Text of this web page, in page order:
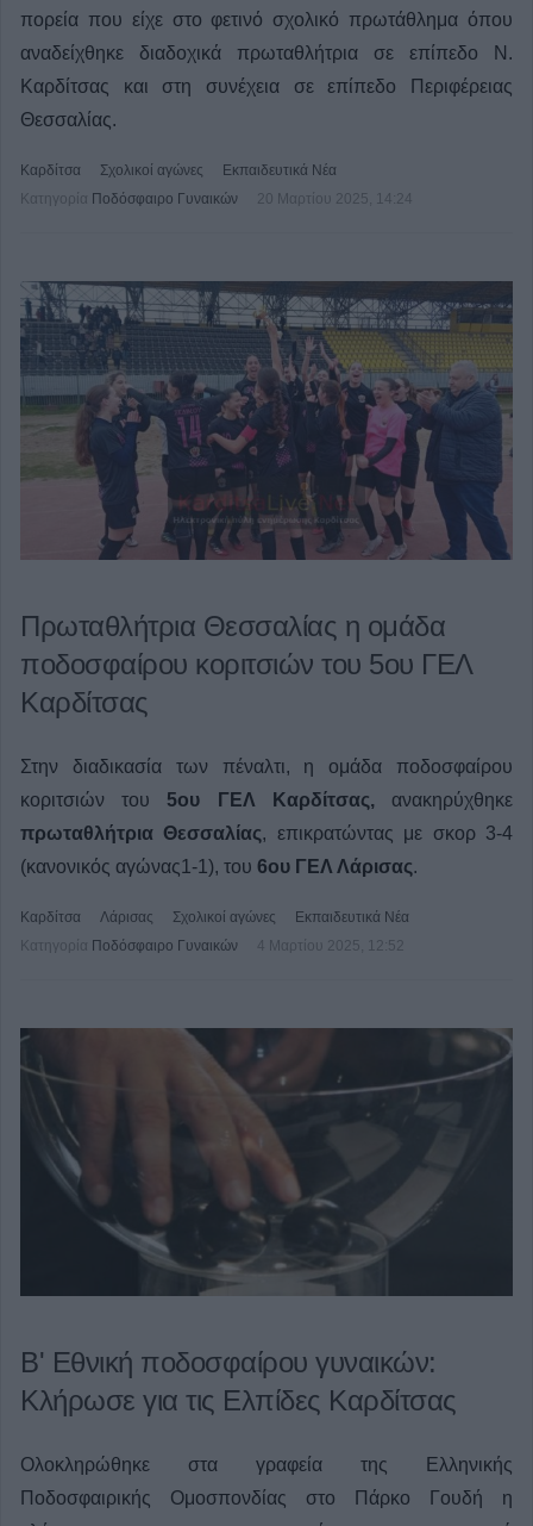
πορεία που είχε στο φετινό σχολικό πρωτάθλημα όπου
αναδείχθηκε διαδοχικά πρωταθλήτρια σε επίπεδο Ν.
Καρδίτσας και στη συνέχεια σε επίπεδο Περιφέρειας
Θεσσαλίας.
Καρδίτσα Σχολικοί αγώνες
Εκπαιδευτικά Νέα
Κατηγορία Ποδόσφαιρο Γυναικών 20 Μαρτίου 2025, 14:24
Πρωταθλήτρια Θεσσαλίας η ομάδα
ποδοσφαίρου κοριτσιών του 5ου ΓΕΛ
Καρδίτσας
Στην διαδικασία των πέναλτι, η ομάδα ποδοσφαίρου
κοριτσιών του 5ου ΓΕΛ Καρδίτσας,ανακηρύχθηκε
πρωταθλήτρια Θεσσαλίας, επικρατώντας με σκορ 3-4
(κανονικός αγώνας1-1), του 6ου ΓΕΛ Λάρισας.
Καρδίτσα Λάρισας Σχολικοί αγώνες
Εκπαιδευτικά Νέα
Κατηγορία Ποδόσφαιρο Γυναικών 4 Μαρτίου 2025, 12:52
Β' Εθνική ποδοσφαίρου γυναικών:
Κλήρωσε για τις Ελπίδες Καρδίτσας
Ολοκληρώθηκε στα γραφεία της Ελληνικής
Ποδοσφαιρικής Ομοσπονδίας στο Πάρκο Γουδή η